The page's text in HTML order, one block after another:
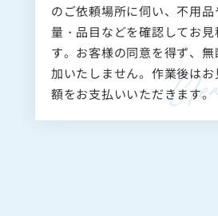
のご依頼場所に伺い、不用
量・品目などを確認してお見
す。お客様の同意を得ず、
加いたしません。作業後は
額をお支払いいただきます。